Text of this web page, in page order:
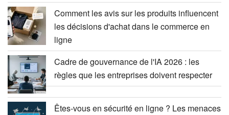
Comment les avis sur les produits influencent
les décisions d'achat dans le commerce en
ligne
Cadre de gouvernance de l'IA 2026 : les
règles que les entreprises doivent respecter
Êtes-vous en sécurité en ligne ? Les menaces